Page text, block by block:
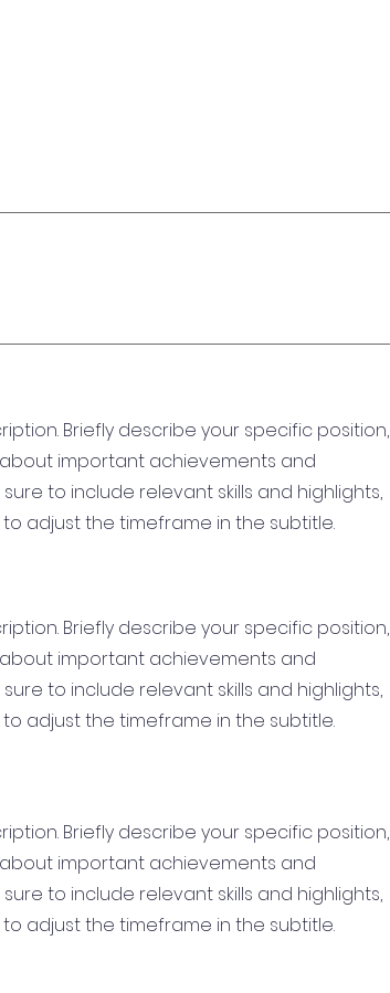
Briefly describe your specific position,
important achievements and
sure to include relevant skills and highlights,
adjust the timeframe in the subtitle.
Briefly describe your specific position,
important achievements and
sure to include relevant skills and highlights,
adjust the timeframe in the subtitle.
Briefly describe your specific position,
important achievements and
sure to include relevant skills and highlights,
adjust the timeframe in the subtitle.